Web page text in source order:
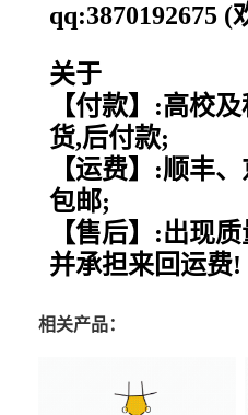
qq:3870192675 (
关于
【付款】:高校
货,后付款;
【运费】:顺丰
包邮;
【售后】:出现
并承担来回运费!
相关产品：